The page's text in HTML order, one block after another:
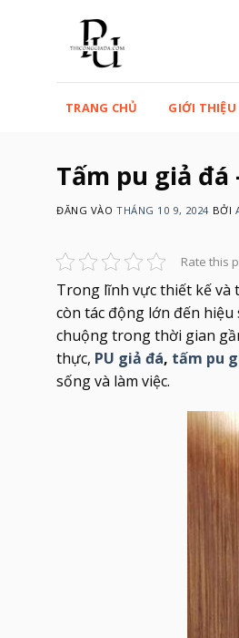
TRANG CHỦ GIỚI THIỆU
Tấm pu giả
ĐĂNG VÀOTHÁNG 10 9, 2024 BỞI
Rate this
Trong lĩnh vực thiết kế và
còn tác động lớn đến
chuộng trong thời gian
thực, PU giả đá, tấm pu
sống và làm việc.